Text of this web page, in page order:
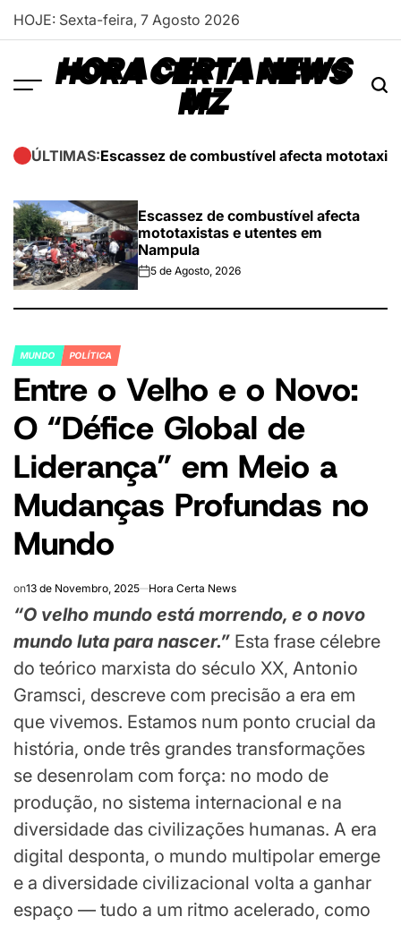
Skip
HOJE: Sexta-feira, 7 Agosto 2026
HORA CERTA NEWS
MZ
ÚLTIMAS:Escassez de combustível afecta
Escassez de combustível afecta
mototaxistas e utentes em
Nampula
on5 de Agosto, 2026
POSTED
IN
MUNDO POLÍTICA
Entre o Velho e o Novo:
O “Défice Global de
Liderança” em Meio a
Mudanças Profundas no
Mundo
on13 de Novembro, 2025 Hora Certa News
“O velho mundo está morrendo, e o novo
mundo luta para nascer.” Esta frase célebre
do teórico marxista do século XX, Antonio
Gramsci, descreve com precisão a era em
que vivemos. Estamos num ponto crucial da
história, onde três grandes transformações
se desenrolam com força: no modo de
produção, no sistema internacional e na
diversidade das civilizações humanas. A era
digital desponta, o mundo multipolar emerge
e a diversidade civilizacional volta a ganhar
espaço — tudo a um ritmo acelerado, como